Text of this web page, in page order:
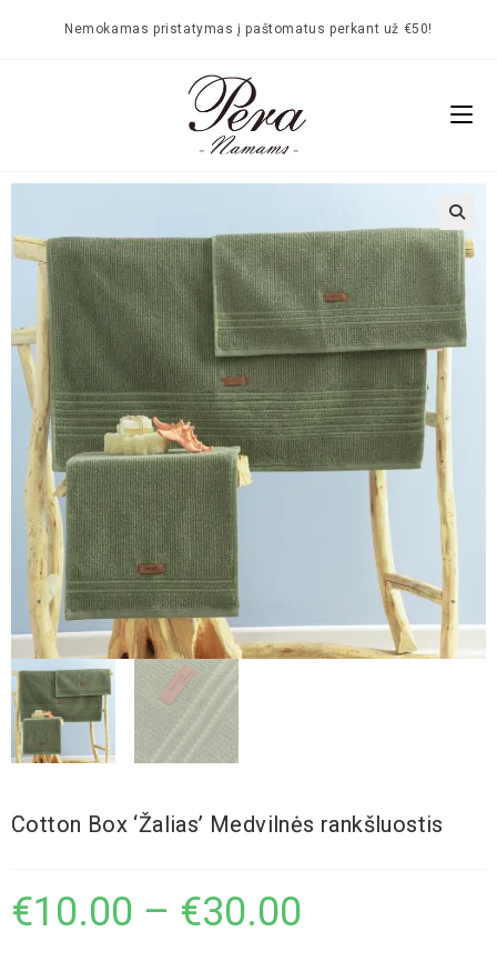
Nemokamas pristatymas į paštomatus perkant už €50!
🔍
Cotton Box ‘Žalias’ Medvilnės rankšluostis
€10.00 – €30.00